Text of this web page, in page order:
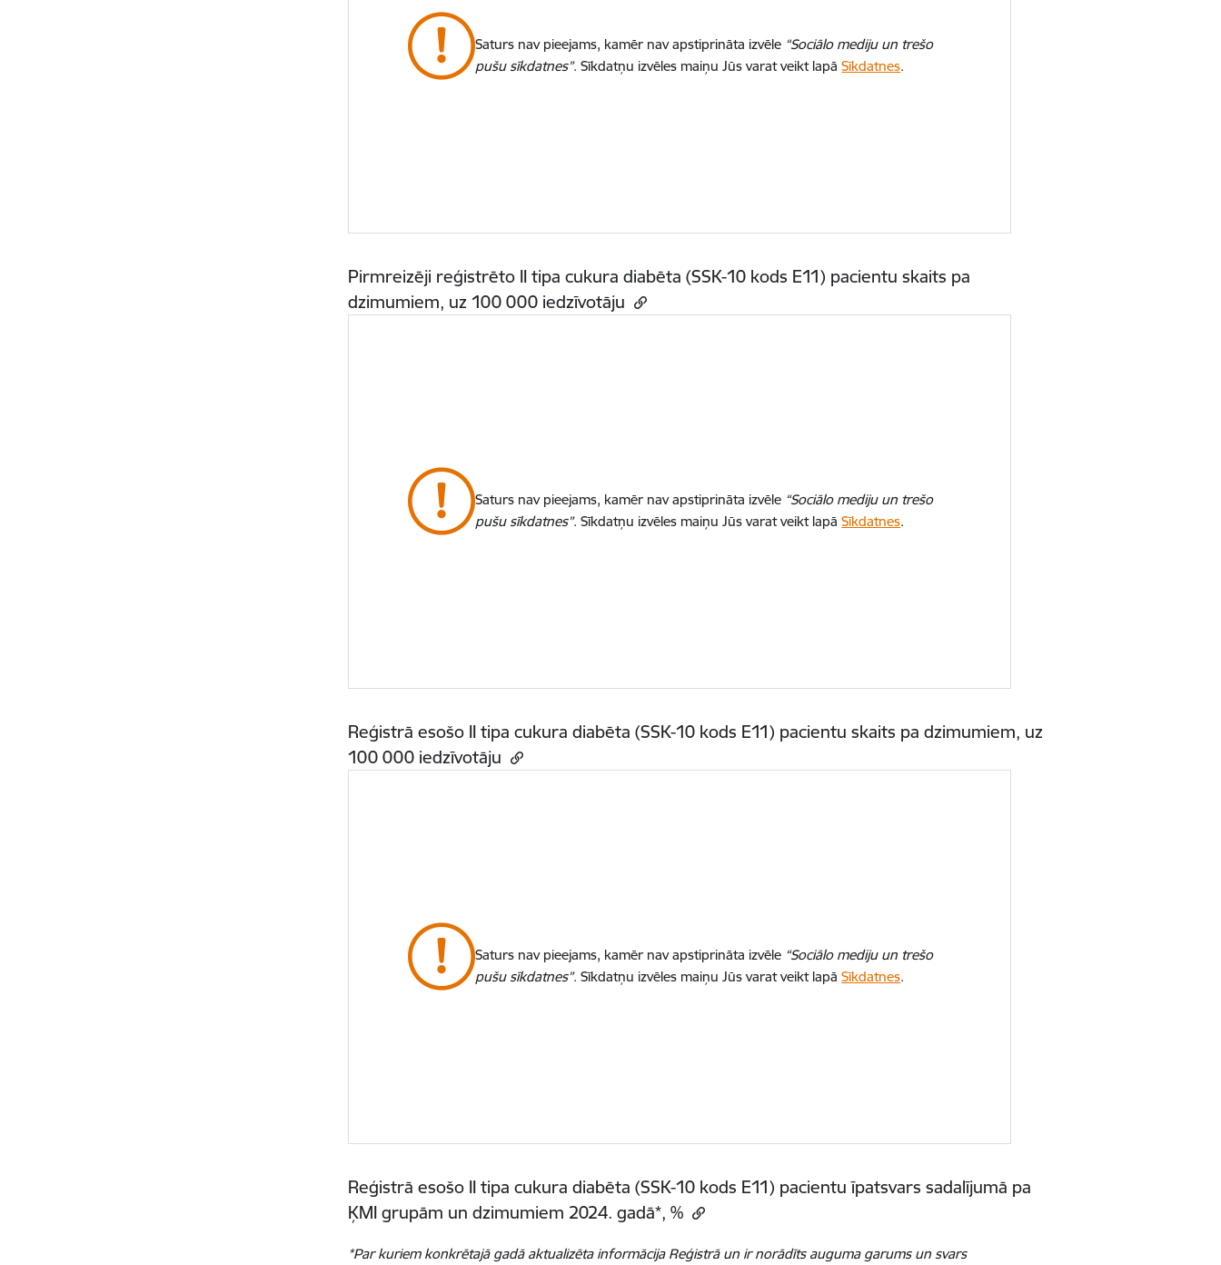
Saturs nav pieejams, kamēr nav apstiprināta izvēle “Sociālo mediju un trešo
pušu sīkdatnes”. Sīkdatņu izvēles maiņu Jūs varat veikt lapāSīkdatnes.
Pirmreizēji reģistrēto II tipa cukura diabēta (SSK-10 kods E11) pacientu skaits pa
dzimumiem, uz 100 000 iedzīvotāju
Saturs nav pieejams, kamēr nav apstiprināta izvēle “Sociālo mediju un trešo
pušu sīkdatnes”. Sīkdatņu izvēles maiņu Jūs varat veikt lapāSīkdatnes.
Reģistrā esošo II tipa cukura diabēta (SSK-10 kods E11) pacientu skaits pa dzimumiem, uz
100 000 iedzīvotāju
Saturs nav pieejams, kamēr nav apstiprināta izvēle “Sociālo mediju un trešo
pušu sīkdatnes”. Sīkdatņu izvēles maiņu Jūs varat veikt lapāSīkdatnes.
Reģistrā esošo II tipa cukura diabēta (SSK-10 kods E11) pacientu īpatsvars sadalījumā pa
ĶMI grupām un dzimumiem 2024. gadā*, %
*Par kuriem konkrētajā gadā aktualizēta informācija Reģistrā un ir norādīts auguma garums un svars